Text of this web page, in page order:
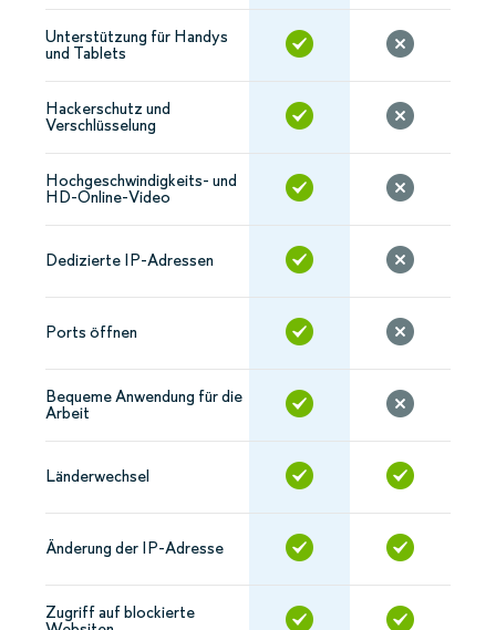
Unterstützung für Handys
und Tablets
Hackerschutz und
Verschlüsselung
Hochgeschwindigkeits- und
HD-Online-Video
Dedizierte IP-Adressen
Ports öffnen
Bequeme Anwendung für die
Arbeit
Länderwechsel
Änderung der IP-Adresse
Zugriff auf blockierte